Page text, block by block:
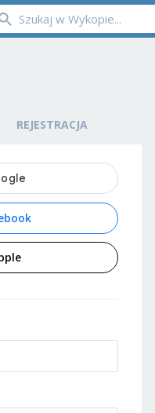
REJESTRACJA